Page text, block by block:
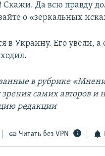
Скажи. Да всю правду
о «зеркальных
в Украину. Его увели, а
в рубрике
самих авторов и
редакции
Читать без VPN